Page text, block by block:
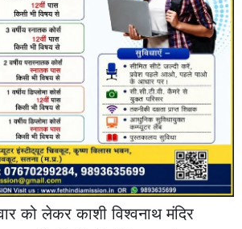
को लेकर काशी विश्वनाथ मंदिर